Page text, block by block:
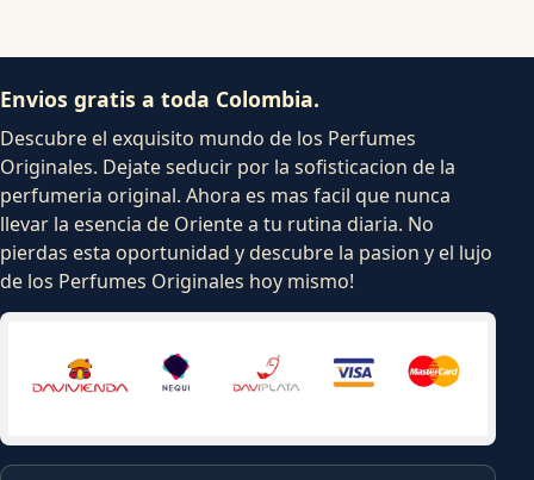
Envios gratis a toda Colombia.
Descubre el exquisito mundo de los Perfumes
Originales. Dejate seducir por la sofisticacion de la
perfumeria original. Ahora es mas facil que nunca
llevar la esencia de Oriente a tu rutina diaria. No
pierdas esta oportunidad y descubre la pasion y el lujo
de los Perfumes Originales hoy mismo!